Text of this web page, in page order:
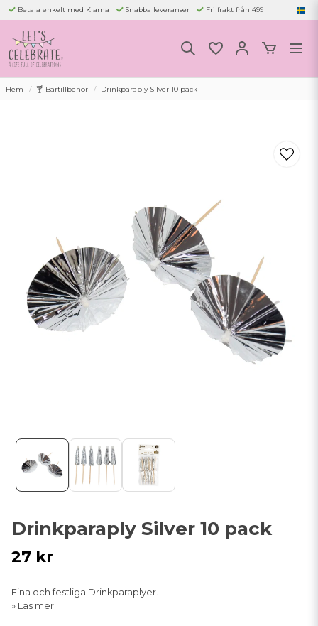
Betala enkelt med Klarna Snabba leveranser Fri frakt från 499
Hem 🍸 Bartillbehör Drinkparaply Silver 10 pack
Drinkparaply Silver 10 pack
27 kr
Fina och festliga Drinkparaplyer.
Läs mer